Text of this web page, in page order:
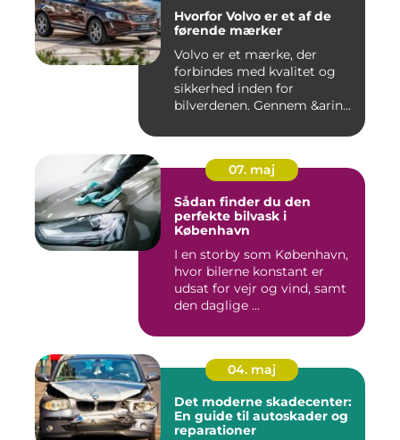
Hvorfor Volvo er et af de
førende mærker
Volvo er et mærke, der
forbindes med kvalitet og
sikkerhed inden for
bilverdenen. Gennem &arin...
07. maj
Sådan finder du den
perfekte bilvask i
København
I en storby som København,
hvor bilerne konstant er
udsat for vejr og vind, samt
den daglige ...
04. maj
Det moderne skadecenter:
En guide til autoskader og
reparationer